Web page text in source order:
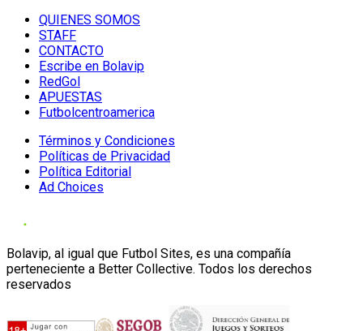
QUIENES SOMOS
STAFF
CONTACTO
Escribe en Bolavip
RedGol
APUESTAS
Futbolcentroamerica
Términos y Condiciones
Políticas de Privacidad
Política Editorial
Ad Choices
Bolavip, al igual que Futbol Sites, es una compañía
perteneciente a Better Collective. Todos los derechos
reservados